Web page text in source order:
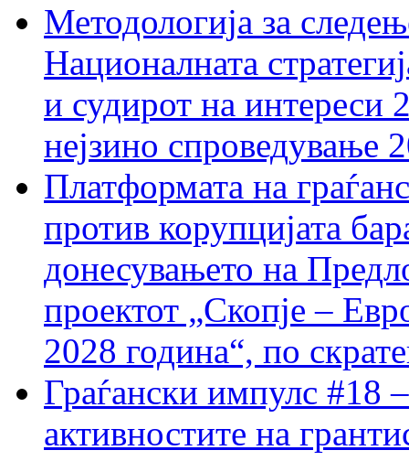
Методологија за
Националната
и судирот на интереси
нејзино спроведување
Платформата на
против корупцијата
донесувањето на
проектот „Скопје –
2028 година“, по
Граѓански импулс #18
активностите на